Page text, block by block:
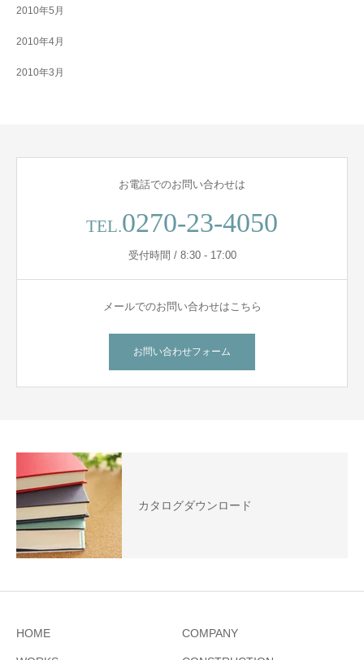
2010年5月
2010年4月
2010年3月
お電話でのお問い合わせは
TEL.0270-23-4050
受付時間 / 8:30 - 17:00
メールでのお問い合わせはこちら
お問い合わせフォーム
カタログダウンロード
HOME COMPANY